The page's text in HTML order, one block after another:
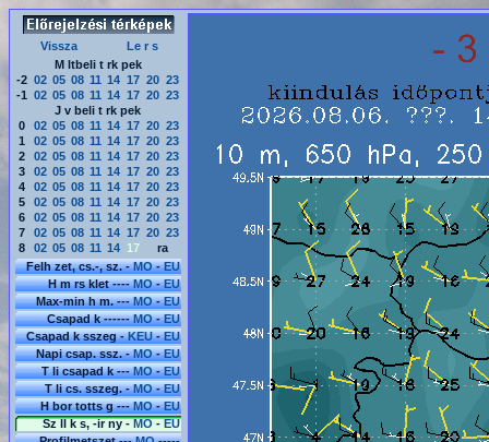
Vissza
Le r s
M ltbeli t rk pek
-2 02 05 08 11 14 17 20 23
-1
02 05 08 11 14 17 20 23
J v beli t rk pek
0
02 05 08 11 14 17 20 23
1
02 05 08 11 14 17 20 23
2
02 05 08 11 14 17 20 23
3
02 05 08 11 14 17 20 23
4
02 05 08 11 14 17 20 23
5
02 05 08 11 14 17 20 23
6
02 05 08 11 14 17 20 23
7
02 05 08 11 14 17 20 23
8
02 05 08 11 14 17
ra
Felh zet, cs.-, sz. -MO-EU
H m rs klet ----MO-EU
Max-min h m. ---MO-EU
Csapad k ------MO-EU
Csapad k sszeg -KEU-EU
Napi csap. ssz. -MO-EU
T li csapad k ---MO-EU
T li cs. sszeg. -MO-EU
H bor totts g ---MO-EU
Sz ll k s, -ir ny -MO-EU